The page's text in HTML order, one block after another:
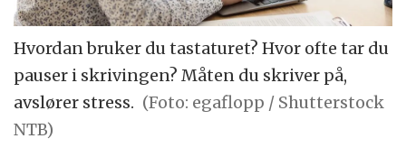
Hvordan bruker du tastaturet? Hvor ofte tar du
pauser i skrivingen? Måten du skriver på,
avslører stress. (Foto: egaflopp / Shutterstock
NTB)